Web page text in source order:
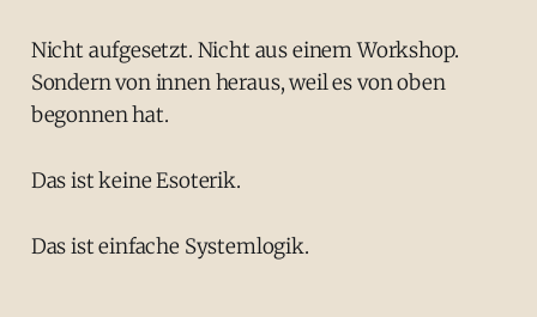
Nicht aufgesetzt. Nicht aus einem Workshop.
Sondern von innen heraus, weil es von oben
begonnen hat.
Das ist keine Esoterik.
Das ist einfache Systemlogik.